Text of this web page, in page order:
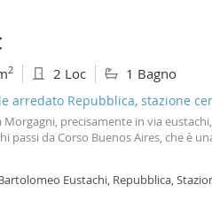
2 2 Loc 1 Bagno
arredato Repubblica, stazione
Morgagni, precisamente in via
passi da Corso Buenos Aires, che è
Eustachi, Repubblica,